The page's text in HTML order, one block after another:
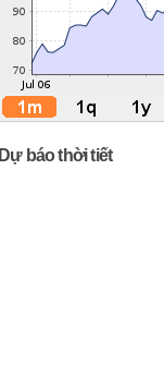
Dự báo thời tiết